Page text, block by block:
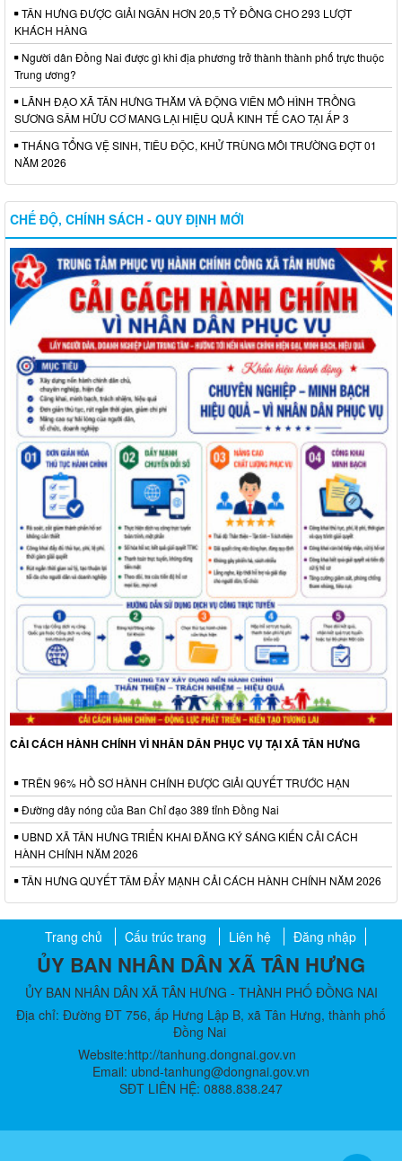
TÂN HƯNG ĐƯỢC GIẢI NGÂN HƠN 20,5 TỶ ĐỒNG CHO 293 LƯỢT
KHÁCH HÀNG
Người dân Đồng Nai được gì khi địa phương trở thành thành phố trực thuộc
Trung ương?
LÃNH ĐẠO XÃ TÂN HƯNG THĂM VÀ ĐỘNG VIÊN MÔ HÌNH TRỒNG
SƯƠNG SÂM HỮU CƠ MANG LẠI HIỆU QUẢ KINH TẾ CAO TẠI ẤP 3
THÁNG TỔNG VỆ SINH, TIÊU ĐỘC, KHỬ TRÙNG MÔI TRƯỜNG ĐỢT 01
NĂM 2026
CHẾ ĐỘ, CHÍNH SÁCH - QUY ĐỊNH MỚI
CẢI CÁCH HÀNH CHÍNH VÌ NHÂN DÂN PHỤC VỤ TẠI XÃ TÂN HƯNG
TRÊN 96% HỒ SƠ HÀNH CHÍNH ĐƯỢC GIẢI QUYẾT TRƯỚC HẠN
Đường dây nóng của Ban Chỉ đạo 389 tỉnh Đồng Nai
UBND XÃ TÂN HƯNG TRIỂN KHAI ĐĂNG KÝ SÁNG KIẾN CẢI CÁCH
HÀNH CHÍNH NĂM 2026
TÂN HƯNG QUYẾT TÂM ĐẨY MẠNH CẢI CÁCH HÀNH CHÍNH NĂM 2026
Trang chủ Cấu trúc trang Liên hệ Đăng nhập
ỦY BAN NHÂN DÂN XÃ TÂN HƯNG
ỦY BAN NHÂN DÂN XÃ TÂN HƯNG - THÀNH PHỐ ĐỒNG NAI
Địa chỉ: Đường ĐT 756, ấp Hưng Lập B, xã Tân Hưng, thành phố
Đồng Nai
Website:http://tanhung.dongnai.gov.vn
Email: ubnd-tanhung@dongnai.gov.vn​
SĐT LIÊN HỆ: 0888.838.247